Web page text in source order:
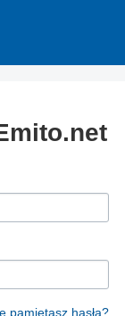
pamiętasz hasła?